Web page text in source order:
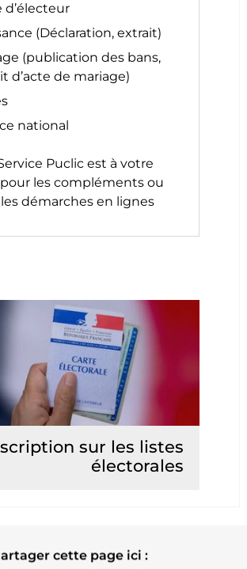
d’électeur
(Déclaration, extrait)
(publication des bans,
d’acte de mariage)
national
Puclic est à votre
les compléments ou
démarches en lignes
sur les listes
électorales
cette page ici :